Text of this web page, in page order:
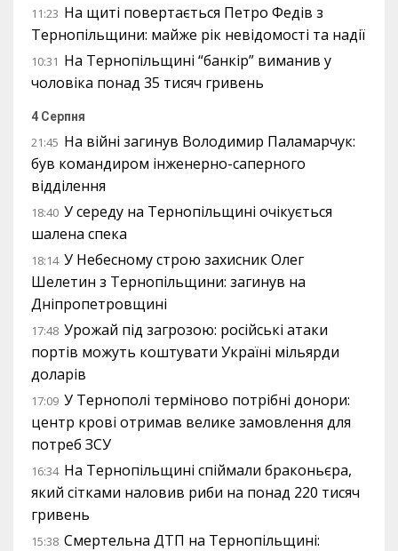
11:23 На щиті повертається Петро Федів з
Тернопільщини: майже рік невідомості та надії
10:31 На Тернопільщині “банкір” виманив у
чоловіка понад 35 тисяч гривень
4 Серпня
21:45 На війні загинув Володимир Паламарчук:
був командиром інженерно-саперного
відділення
18:40 У середу на Тернопільщині очікується
шалена спека
18:14 У Небесному строю захисник Олег
Шелетин з Тернопільщини: загинув на
Дніпропетровщині
17:48 Урожай під загрозою: російські атаки
портів можуть коштувати Україні мільярди
доларів
17:09 У Тернополі терміново потрібні донори:
центр крові отримав велике замовлення для
потреб ЗСУ
16:34 На Тернопільщині спіймали браконьєра,
який сітками наловив риби на понад 220 тисяч
гривень
15:38 Смертельна ДТП на Тернопільщині: